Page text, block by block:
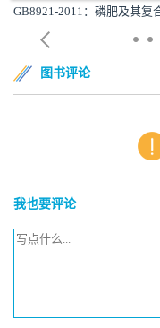
GB8921-2011：磷肥及其复
图书评论
我也要评论